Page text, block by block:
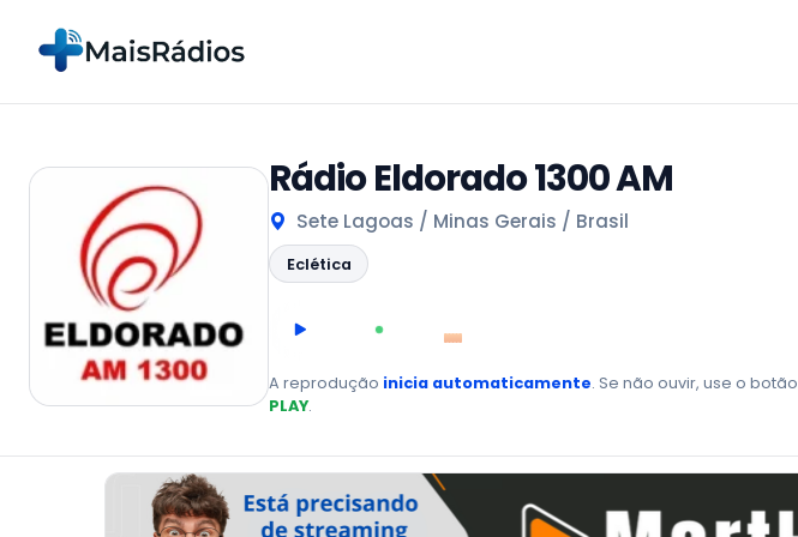
Rádio Eldorado 1300 AM
Sete Lagoas / Minas Gerais / Brasil
Eclética
AO VIVO
A reprodução inicia automaticamente. Se não ouvir, use o botão
PLAY.